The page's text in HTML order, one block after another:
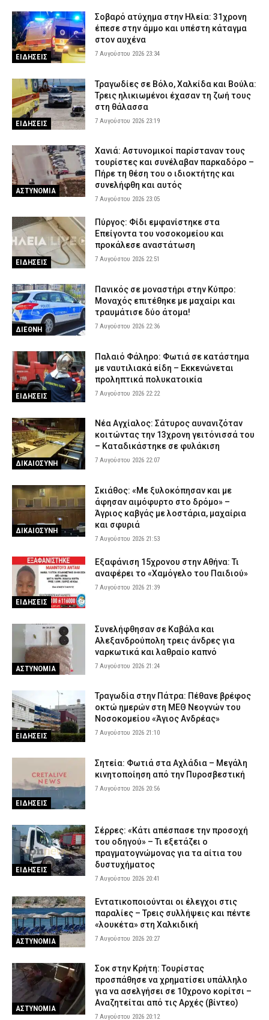
ΕΙΔΗΣΕΙΣ 7 Αυγούστου 2026 17:00
Γρεβενά: Ο Σύλλογος Αλληλεγγύης και Εθελοντισμού «Ελπίδα»
προχώρησε σε δωρεά ειδών ιματισμού στο Αστυνομικό Τμήμα
ΣΩΜΑΤΑ ΑΣΦΑΛΕΙΑΣ
Κορινθία: Μήνυμα του 112 για φωτιά στο Στεφάνι –
«Παραμείνετε σε ετοιμότητα»
ΕΙΔΗΣΕΙΣ 7 Αυγούστου 2026 16:35
αντικείμενα αξίας άνω των 19.000 ευρώ
ΑΣΤΥΝΟΜΙΑ 7 Αυγούστου 2026 16:23
Πολύ υψηλός κίνδυνος πυρκαγιάς το Σάββατο – Ποιες περιοχές
τίθενται σε «Red Code»
ΕΙΔΗΣΕΙΣ
Σοβαρό ατύχημα στην Ηλεία: 31χρονη
έπεσε στην άμμο και υπέστη κάταγμα
στον αυχένα
7 Αυγούστου 2026 23:34
ΕΙΔΗΣΕΙΣ
Τραγωδίες σε Βόλο, Χαλκίδα και Βούλα:
Τρεις ηλικιωμένοι έχασαν τη ζωή τους
στη θάλασσα
7 Αυγούστου 2026 23:19
ΑΣΤΥΝΟΜΙΑ
Χανιά: Αστυνομικοί παρίσταναν τους
τουρίστες και συνέλαβαν παρκαδόρο –
Πήρε τη θέση του ο ιδιοκτήτης και
συνελήφθη και αυτός
7 Αυγούστου 2026 23:05
ΕΙΔΗΣΕΙΣ
Πύργος: Φίδι εμφανίστηκε στα
Επείγοντα του νοσοκομείου και
προκάλεσε αναστάτωση
7 Αυγούστου 2026 22:51
ΔΙΕΘΝΗ
Πανικός σε μοναστήρι στην Κύπρο:
Μοναχός επιτέθηκε με μαχαίρι και
τραυμάτισε δύο άτομα!
7 Αυγούστου 2026 22:36
ΕΙΔΗΣΕΙΣ
Παλαιό Φάληρο: Φωτιά σε κατάστημα
με ναυτιλιακά είδη – Εκκενώνεται
προληπτικά πολυκατοικία
7 Αυγούστου 2026 22:22
ΔΙΚΑΙΟΣΥΝΗ
Νέα Αγχίαλος: Σάτυρος αυνανιζόταν
κοιτώντας την 13χρονη γειτόνισσά του
– Καταδικάστηκε σε φυλάκιση
7 Αυγούστου 2026 22:07
ΔΙΚΑΙΟΣΥΝΗ
Σκιάθος: «Με ξυλοκόπησαν και με
άφησαν αιμόφυρτο στο δρόμο» –
Άγριος καβγάς με λοστάρια, μαχαίρια
και σφυριά
7 Αυγούστου 2026 21:53
ΕΙΔΗΣΕΙΣ
Εξαφάνιση 15χρονου στην Αθήνα: Τι
αναφέρει το «Χαμόγελο του Παιδιού»
7 Αυγούστου 2026 21:39
ΑΣΤΥΝΟΜΙΑ
Συνελήφθησαν σε Καβάλα και
Αλεξανδρούπολη τρεις άνδρες για
ναρκωτικά και λαθραίο καπνό
7 Αυγούστου 2026 21:24
ΕΙΔΗΣΕΙΣ
Τραγωδία στην Πάτρα: Πέθανε βρέφος
οκτώ ημερών στη ΜΕΘ Νεογνών του
Νοσοκομείου «Άγιος Ανδρέας»
7 Αυγούστου 2026 21:10
ΕΙΔΗΣΕΙΣ
Σητεία: Φωτιά στα Αχλάδια – Μεγάλη
κινητοποίηση από την Πυροσβεστική
7 Αυγούστου 2026 20:56
ΕΙΔΗΣΕΙΣ
Σέρρες: «Κάτι απέσπασε την προσοχή
του οδηγού» – Τι εξετάζει ο
πραγματογνώμονας για τα αίτια του
δυστυχήματος
7 Αυγούστου 2026 20:41
ΑΣΤΥΝΟΜΙΑ
Εντατικοποιούνται οι έλεγχοι στις
παραλίες – Τρεις συλλήψεις και πέντε
«λουκέτα» στη Χαλκιδική
7 Αυγούστου 2026 20:27
ΑΣΤΥΝΟΜΙΑ
Σοκ στην Κρήτη: Τουρίστας
προσπάθησε να χρηματίσει υπάλληλο
για να ασελγήσει σε 10χρονο κορίτσι –
Αναζητείται από τις Αρχές (βίντεο)
7 Αυγούστου 2026 20:12